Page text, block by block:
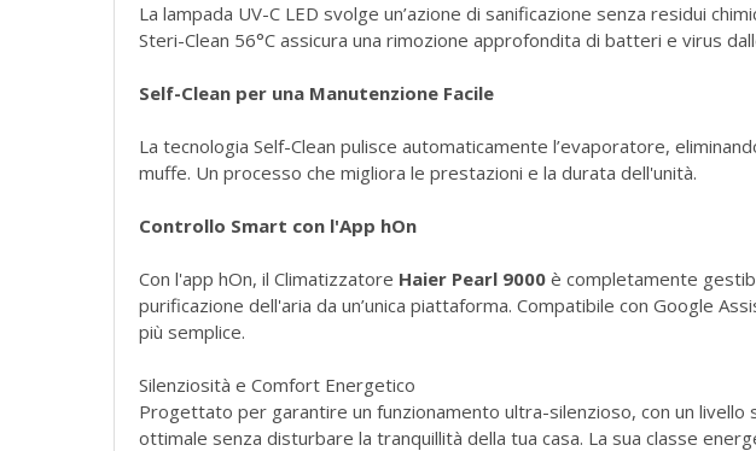
La lampada UV-C LED svolge un’azione di sanificazione senza residui
Steri-Clean 56°C assicura una rimozione approfondita di batteri e virus
Self-Clean per una Manutenzione Facile
La tecnologia Self-Clean pulisce automaticamente l’evaporatore,
muffe. Un processo che migliora le prestazioni e la durata dell'unità.
Controllo Smart con l'App hOn
Con l'app hOn, il Climatizzatore Haier Pearl 9000è completamente
purificazione dell'aria da un’unica piattaforma. Compatibile con Google
più semplice.
Silenziosità e Comfort Energetico
Progettato per garantire un funzionamento ultra-silenzioso, con un
ottimale senza disturbare la tranquillità della tua casa. La sua classe